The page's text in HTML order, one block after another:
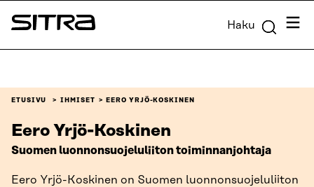
Siirry
suoraan
Sitra Haku
ETUSIVU IHMISET EERO YRJÖ-KOSKINEN
Eero Yrjö-Koskinen
Suomen luonnonsuojeluliiton toiminnanjohtaja
Eero Yrjö-Koskinen on Suomen luonnonsuojeluliiton